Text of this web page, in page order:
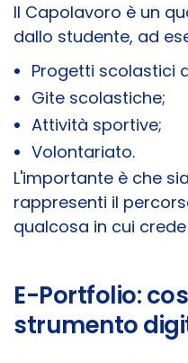
Il Capolavoro è un
dallo studente, ad
Progetti scolastici
Gite scolastiche;
Attività sportive;
Volontariato.
L'importante è che
rappresenti il
qualcosa in cui
E-Portfolio:
strumento